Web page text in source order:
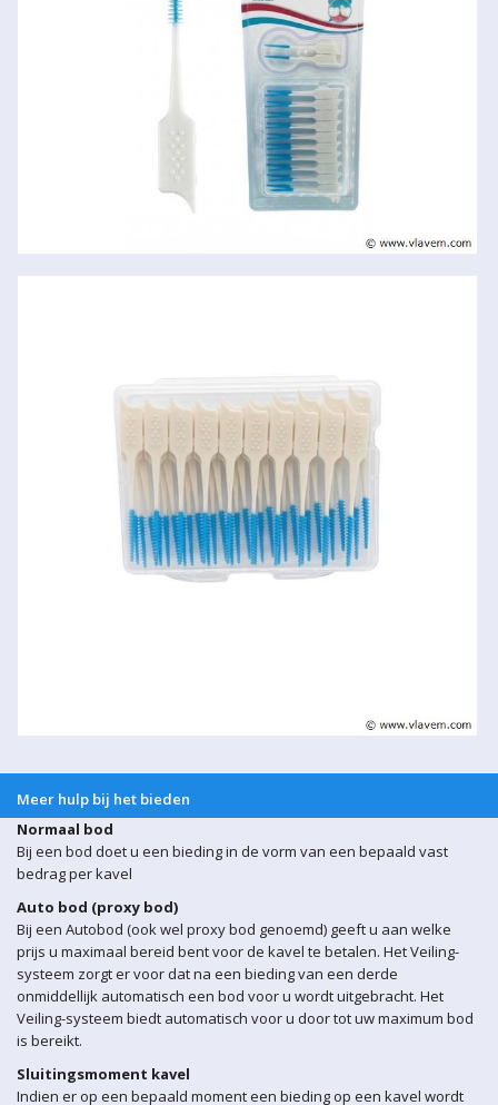
Meer hulp bij het bieden
Normaal bod
Bij een bod doet u een bieding in de vorm van een bepaald vast
bedrag per kavel
Auto bod (proxy bod)
Bij een Autobod (ook wel proxy bod genoemd) geeft u aan welke
prijs u maximaal bereid bent voor de kavel te betalen. Het Veiling-
systeem zorgt er voor dat na een bieding van een derde
onmiddellijk automatisch een bod voor u wordt uitgebracht. Het
Veiling-systeem biedt automatisch voor u door tot uw maximum bod
is bereikt.
Sluitingsmoment kavel
Indien er op een bepaald moment een bieding op een kavel wordt